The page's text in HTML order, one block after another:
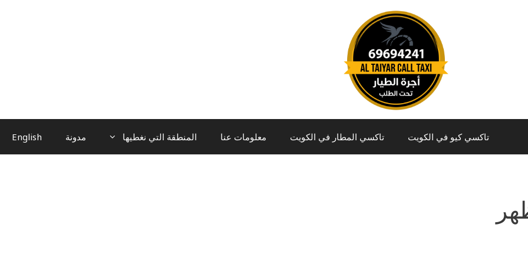
تاكسي كيو في الكويت تاكسي المطار في الكويت معلومات عنا المنطقة التي نغطيها مدونة English